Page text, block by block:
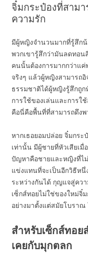
จิ๋มกระป๋องที่สาม
ความรัก
มีผู้หญิงจำนวนมากที่รู้สึก
พวกเขารู้สึกว่ามันลดทอ
คนนั้นต้องการมากกว่าแค่
จริงๆ แล้วผู้หญิงสามารถ
ธรรมชาติได้ผู้หญิงรู้สึกถูก
การใช้ของเล่นและการใ
คือนี่คือพื้นที่ที่สามารถดึง
หากเธอยอมปล่อย จิ๋มกร
เท่านั้น มีผู้ชายที่หัวเสียเมื่
ปัญหาคือชายและหญิงที่ไ
แข่งแทนที่จะเป็นอีกวิธีหนึ่
ระหว่างกันได้ กุญแจสู่คว
เซ็กส์ทอยไม่ใช่ของใหม่จิ๋
อย่างมาตั้งแต่สมัยโบรา
สำหรับเซ็กส์ทอย
เคยกับมุกตลก